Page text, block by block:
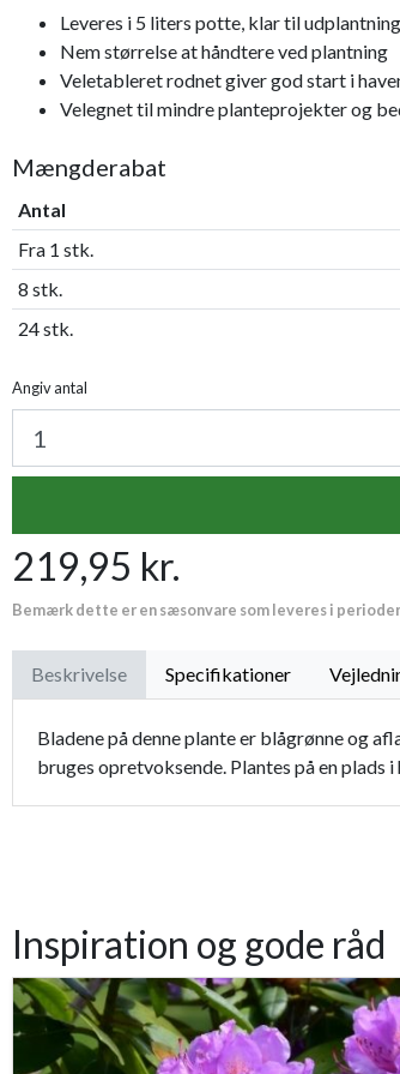
Leveres i 5 liters potte, klar til udplantning
Nem størrelse at håndtere ved plantning
Veletableret rodnet giver god start i
Velegnet til mindre planteprojekter og
Mængderabat
Antal
Fra 1 stk.
8 stk.
24 stk.
Angiv antal
219,95 kr.
Bemærk dette er en sæsonvare som leveres i
Beskrivelse Specifikationer
Bladene på denne plante er blågrønne og
bruges opretvoksende. Plantes på en plads
Inspiration og gode råd